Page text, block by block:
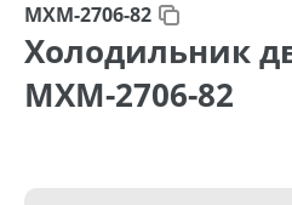
МХМ-2706-82
Холодильник
МХМ-2706-82